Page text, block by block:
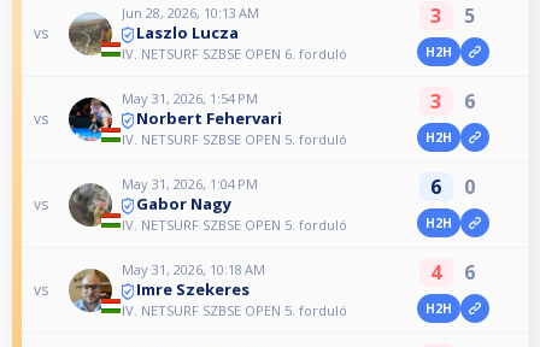
vs
Jun 28, 2026, 10:13 AM
Laszlo Lucza
IV. NETSURF SZBSE OPEN 6. forduló
3 5
H2H
vs
May 31, 2026, 1:54 PM
Norbert Fehervari
IV. NETSURF SZBSE OPEN 5. forduló
3 6
H2H
vs
May 31, 2026, 1:04 PM
Gabor Nagy
IV. NETSURF SZBSE OPEN 5. forduló
6 0
H2H
vs
May 31, 2026, 10:18 AM
Imre Szekeres
IV. NETSURF SZBSE OPEN 5. forduló
4 6
H2H